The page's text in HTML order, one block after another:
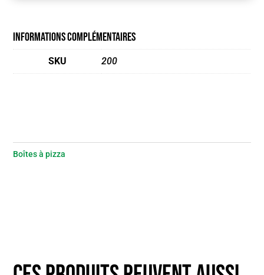
Informations complémentaires
SKU 200
Boîtes à pizza